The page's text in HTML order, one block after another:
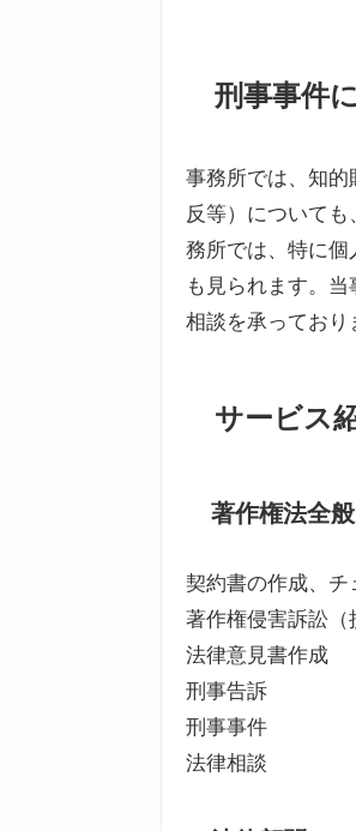
刑事事件
事務所では、知的
反等）について
務所では、特に個
も見られます。
相談を承っており
サービス
著作権法全般
契約書の作成、チ
著作権侵害訴訟（
法律意見書作成
刑事告訴
刑事事件
法律相談